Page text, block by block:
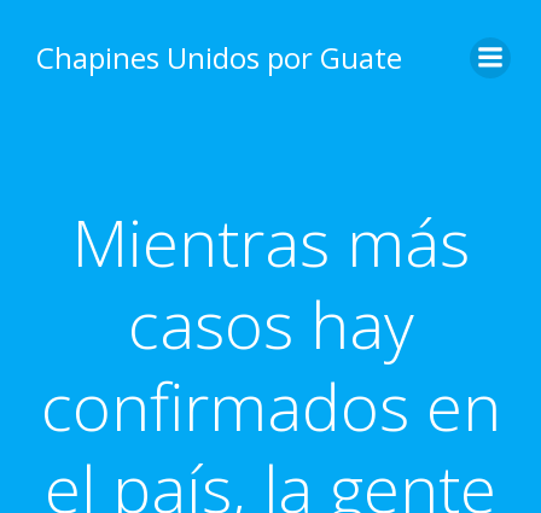
content
Chapines Unidos por Guate
Mientras más
casos hay
confirmados en
el país, la gente